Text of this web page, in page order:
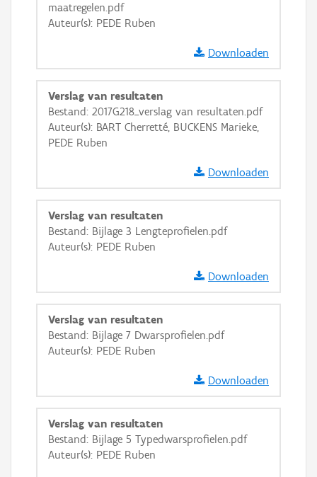
+ −
Basis Lagen
OSM-Basiskaart
GRB-Basiskaart
GRB-Basiskaart in grijswaarden
maatregelen.pdf
Auteur(s): PEDE Ruben
Downloaden
Verslag van resultaten
Bestand: 2017G218_verslag van resultaten.pdf
Auteur(s): BART Cherretté, BUCKENS Marieke,
PEDE Ruben
Downloaden
Verslag van resultaten
Bestand: Bijlage 3 Lengteprofielen.pdf
Auteur(s): PEDE Ruben
Downloaden
Verslag van resultaten
Bestand: Bijlage 7 Dwarsprofielen.pdf
Auteur(s): PEDE Ruben
Downloaden
Verslag van resultaten
Bestand: Bijlage 5 Typedwarsprofielen.pdf
Auteur(s): PEDE Ruben